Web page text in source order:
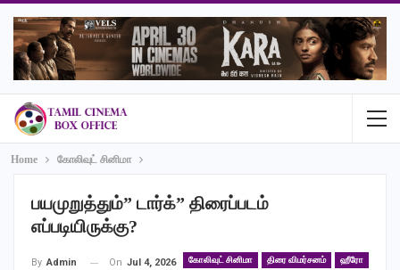
Home கோலிவுட் சினிமா
பயமுறுத்தும்” டார்க்” திரைப்படம்
எப்படியிருக்கு?
கோலிவுட் சினிமா திரை விமர்சனம் ஹீரோ
By Admin On Jul 4, 2026